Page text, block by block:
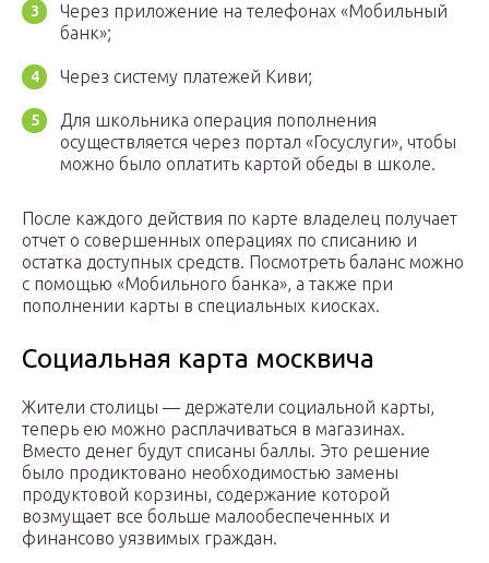
Через приложение на телефонах «Мобильный
банк»;
Через систему платежей Киви;
Для школьника операция пополнения
осуществляется через портал «Госуслуги», чтобы
можно было оплатить картой обеды в школе.
После каждого действия по карте владелец получает
отчет о совершенных операциях по списанию и
остатка доступных средств. Посмотреть баланс можно
с помощью «Мобильного банка», а также при
пополнении карты в специальных киосках.
Социальная карта москвича
Жители столицы — держатели социальной карты,
теперь ею можно расплачиваться в магазинах.
Вместо денег будут списаны баллы. Это решение
было продиктовано необходимостью замены
продуктовой корзины, содержание которой
возмущает все больше малообеспеченных и
финансово уязвимых граждан.